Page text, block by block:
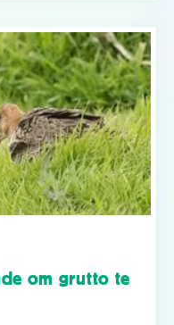
om grutto te